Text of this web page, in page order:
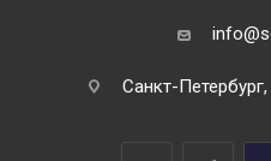
Санкт-